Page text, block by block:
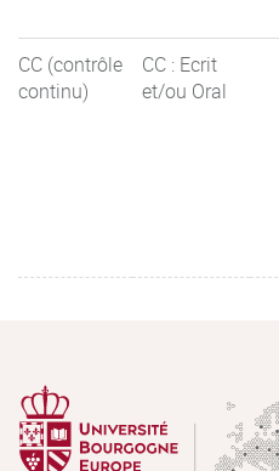
CC (contrôle
continu)
CC : Ecrit
et/ou Oral